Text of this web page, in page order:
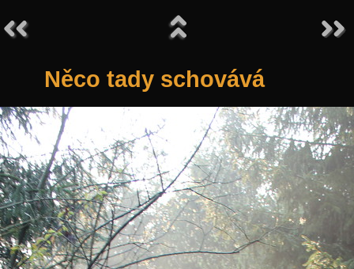
Něco tady schovává